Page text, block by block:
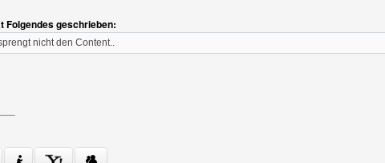
Folgendes geschrieben:
nicht den Content..
Benutzers besuchen: boycooljk